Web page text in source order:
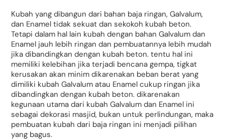
Kubah yang dibangun dari bahan baja ringan, Galvalum,
dan Enamel tidak sekuat dan sekokoh kubah beton.
Tetapi dalam hal lain kubah dengan bahan Galvalum dan
Enamel jauh lebih ringan dan pembuatannya lebih mudah
jika dibandingkan dengan kubah beton. tentu hal ini
memiliki kelebihan jika terjadi bencana gempa, tigkat
kerusakan akan minim dikarenakan beban berat yang
dimiliki kubah Galvalum atau Enamel cukup ringan jika
dibandingkan dengan kubah beton. dikarenakan
kegunaan utama dari kubah Galvalum dan Enamel ini
sebagai dekorasi masjid, bukan untuk perlindungan, maka
pembuatan kubah dari baja ringan ini menjadi pilihan
yang bagus.